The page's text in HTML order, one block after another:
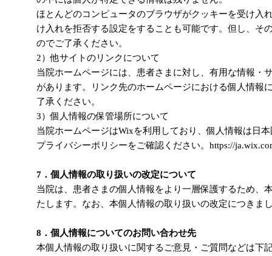
ほとんどのコンピュータのブラウザがクッキーを受け入
け入れを拒否する設定をすることも可能です。但し、そ
のでご了承ください。
2）他サイトのリンクについて
当院ホームページには、患者さまに対し、有用な情報・
があります。リンク先のホームページにおける個人情報
了承ください。
3）個人情報の保管場所について
当院ホームページはWixを利用しており、個人情報は日
プライバシーポリシーをご確認ください。https://
7．個人情報の取り扱いの改定について
当院は、患者さまの個人情報をより一層保護するため、
たします。なお、本個人情報の取り扱いの改定につきま
8．個人情報についてのお問い合わせ先
本個人情報の取り扱いに関するご意見・ご質問などは下